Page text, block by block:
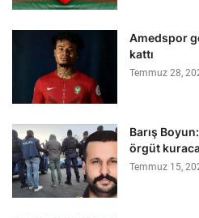
Amedspor
kattı
Temmuz 28,
Barış
örgüt
Temmuz 15,